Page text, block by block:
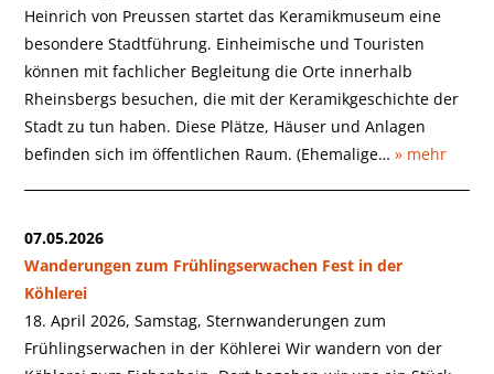
Heinrich von Preussen startet das Keramikmuseum eine
besondere Stadtführung. Einheimische und Touristen
können mit fachlicher Begleitung die Orte innerhalb
Rheinsbergs besuchen, die mit der Keramikgeschichte der
Stadt zu tun haben. Diese Plätze, Häuser und Anlagen
befinden sich im öffentlichen Raum. (Ehemalige…» mehr
07.05.2026
Wanderungen zum Frühlingserwachen Fest in der
Köhlerei
18. April 2026, Samstag, Sternwanderungen zum
Frühlingserwachen in der Köhlerei Wir wandern von der